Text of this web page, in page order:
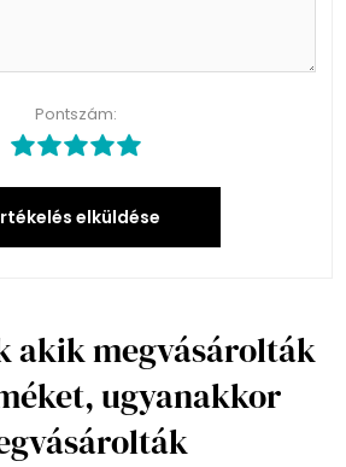
Pontszám:
elküldése
akik megvásárolták
ugyanakkor